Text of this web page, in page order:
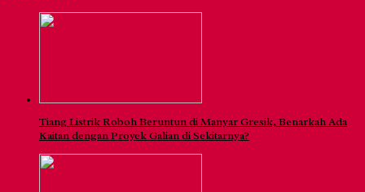
Tiang Listrik Roboh Beruntun di Manyar Gresik, Benarkah Ada
Kaitan dengan Proyek Galian di Sekitarnya?